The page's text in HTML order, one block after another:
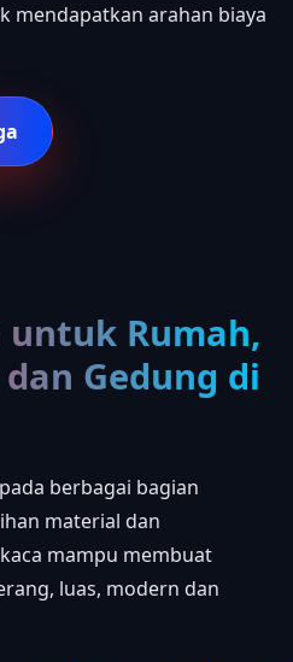
mendapatkan arahan biaya
untuk Rumah,
Gedung di
berbagai bagian
material dan
mampu membuat
luas, modern dan